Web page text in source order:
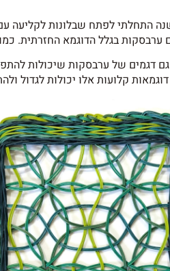
התחלתי לפתח שבלונות לקליעה
בגלל הדוגמא החזרתית.
דגמים של ערבסקות שיכולות
קלועות אלו יכולות לגדול